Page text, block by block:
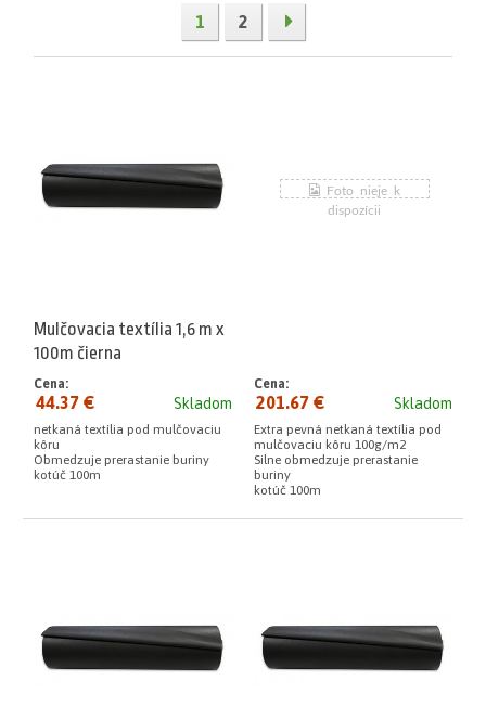
1 2
Mulčovacia textília 1,6 m x
100m čierna
Skladom
Cena:
44.37 €
netkaná textília pod mulčovaciu
kôru
Obmedzuje prerastanie buriny
kotúč 100m
Skladom
Cena:
201.67 €
Extra pevná netkaná textília pod
mulčovaciu kôru 100g/m2
Silne obmedzuje prerastanie
buriny
kotúč 100m